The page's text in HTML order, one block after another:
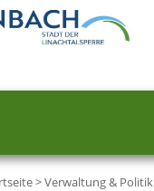
>Verwaltung & Politik